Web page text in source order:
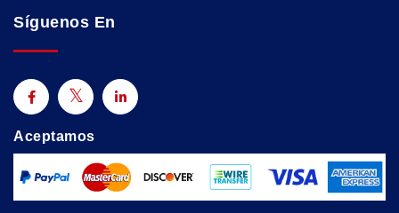
Síguenos En
Aceptamos